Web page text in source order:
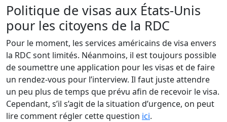
Politique de visas aux États-Unis
pour les citoyens de la RDC
Pour le moment, les services américains de visa envers
la RDC sont limités. Néanmoins, il est toujours possible
de soumettre une application pour les visas et de faire
un rendez-vous pour l’interview. Il faut juste attendre
un peu plus de temps que prévu afin de recevoir le visa.
Cependant, s’il s’agit de la situation d’urgence, on peut
lire comment régler cette question ici.